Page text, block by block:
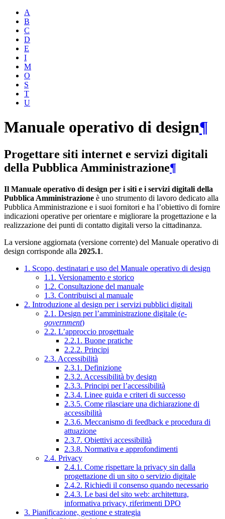
A
B
C
D
E
I
M
O
S
T
U
Manuale operativo di design¶
Progettare siti internet e servizi digitali
della Pubblica Amministrazione¶
Il Manuale operativo di design per i siti e i servizi digitali della
Pubblica Amministrazione è uno strumento di lavoro dedicato alla
Pubblica Amministrazione e i suoi fornitori e ha l’obiettivo di fornire
indicazioni operative per orientare e migliorare la progettazione e la
realizzazione dei punti di contatto digitali verso la cittadinanza.
La versione aggiornata (versione corrente) del Manuale operativo di
design corrisponde alla 2025.1.
1. Scopo, destinatari e uso del Manuale operativo di design
1.1. Versionamento e storico
1.2. Consultazione del manuale
1.3. Contribuisci al manuale
2. Introduzione al design per i servizi pubblici digitali
2.1. Design per l’amministrazione digitale (e-
government)
2.2. L’approccio progettuale
2.2.1. Buone pratiche
2.2.2. Principi
2.3. Accessibilità
2.3.1. Definizione
2.3.2. Accessibilità by design
2.3.3. Principi per l’accessibilità
2.3.4. Linee guida e criteri di successo
2.3.5. Come rilasciare una dichiarazione di
accessibilità
2.3.6. Meccanismo di feedback e procedura di
attuazione
2.3.7. Obiettivi accessibilità
2.3.8. Normativa e approfondimenti
2.4. Privacy
2.4.1. Come rispettare la privacy sin dalla
progettazione di un sito o servizio digitale
2.4.2. Richiedi il consenso quando necessario
2.4.3. Le basi del sito web: architettura,
informativa privacy, riferimenti DPO
3. Pianificazione, gestione e strategia